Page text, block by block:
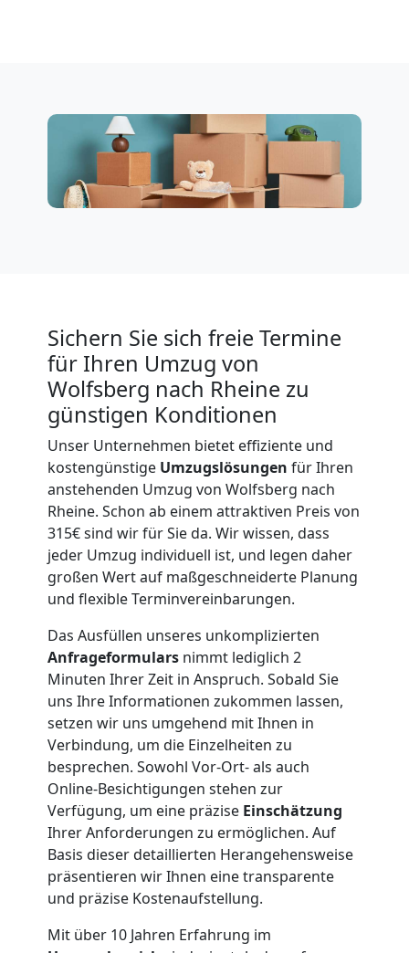
Sichern Sie sich freie Termine
für Ihren Umzug von
Wolfsberg nach Rheine zu
günstigen Konditionen
Unser Unternehmen bietet effiziente und
kostengünstige Umzugslösungen für Ihren
anstehenden Umzug von Wolfsberg nach
Rheine. Schon ab einem attraktiven Preis von
315€ sind wir für Sie da. Wir wissen, dass
jeder Umzug individuell ist, und legen daher
großen Wert auf maßgeschneiderte Planung
und flexible Terminvereinbarungen.
Das Ausfüllen unseres unkomplizierten
Anfrageformulars nimmt lediglich 2
Minuten Ihrer Zeit in Anspruch. Sobald Sie
uns Ihre Informationen zukommen lassen,
setzen wir uns umgehend mit Ihnen in
Verbindung, um die Einzelheiten zu
besprechen. Sowohl Vor-Ort- als auch
Online-Besichtigungen stehen zur
Verfügung, um eine präzise Einschätzung
Ihrer Anforderungen zu ermöglichen. Auf
Basis dieser detaillierten Herangehensweise
präsentieren wir Ihnen eine transparente
und präzise Kostenaufstellung.
Mit über 10 Jahren Erfahrung im
Möbeltransport
International
Beiladung
International
Internationaler
Umzug
Nationaler
Umzug